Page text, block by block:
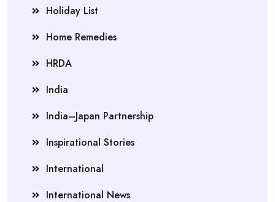
Holiday List
Home Remedies
HRDA
India
India–Japan Partnership
Inspirational Stories
International
International News